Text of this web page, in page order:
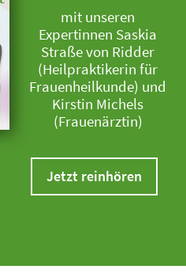
mit unseren
Expertinnen Saskia
Straße von Ridder
(Heilpraktikerin für
Frauenheilkunde) und
Kirstin Michels
(Frauenärztin)
Jetzt reinhören